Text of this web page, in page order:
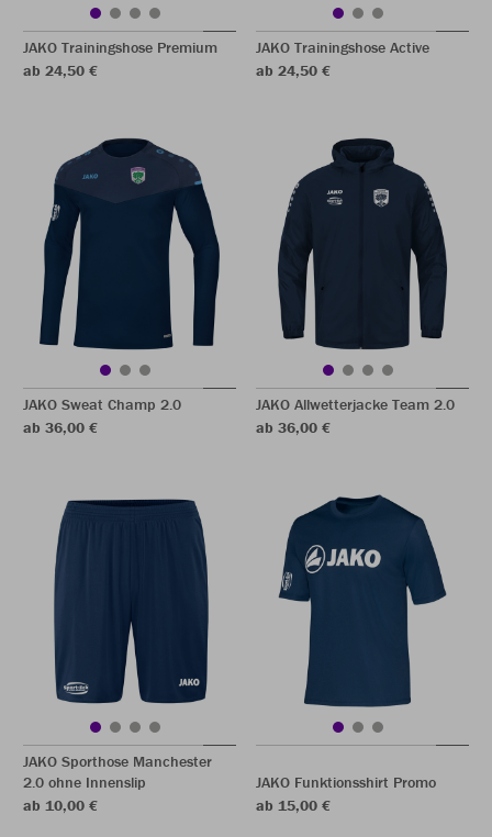
JAKO Trainingshose Premium
ab 24,50 €
JAKO Trainingshose Active
ab 24,50 €
JAKO Sweat Champ 2.0
ab 36,00 €
JAKO Allwetterjacke Team 2.0
ab 36,00 €
JAKO Sporthose Manchester
2.0 ohne Innenslip
ab 10,00 €
JAKO Funktionsshirt Promo
ab 15,00 €